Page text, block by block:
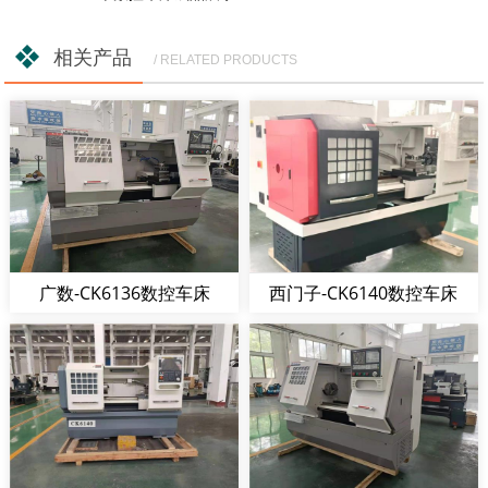
相关产品 / RELATED PRODUCTS
广数-CK6136数控车床 西门子-CK6140数控车床